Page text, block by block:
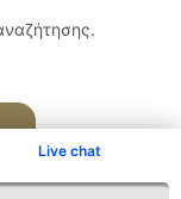
Live chat